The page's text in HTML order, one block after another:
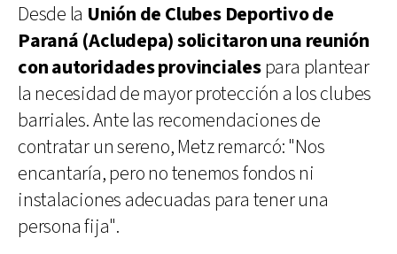
Desde la Unión de Clubes Deportivo de
Paraná (Acludepa) solicitaron una reunión
con autoridades provincialespara plantear
la necesidad de mayor protección a los clubes
barriales. Ante las recomendaciones de
contratar un sereno, Metz remarcó: "Nos
encantaría, pero no tenemos fondos ni
instalaciones adecuadas para tener una
persona fija".